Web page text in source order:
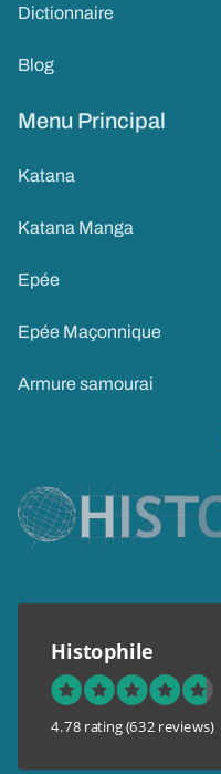
Dictionnaire
Blog
Menu Principal
Katana
Katana Manga
Epée
Epée Maçonnique
Armure samourai
Histophile
4.78 rating (632 reviews)